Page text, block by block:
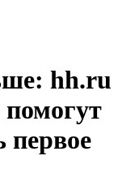
hh.ru
первое